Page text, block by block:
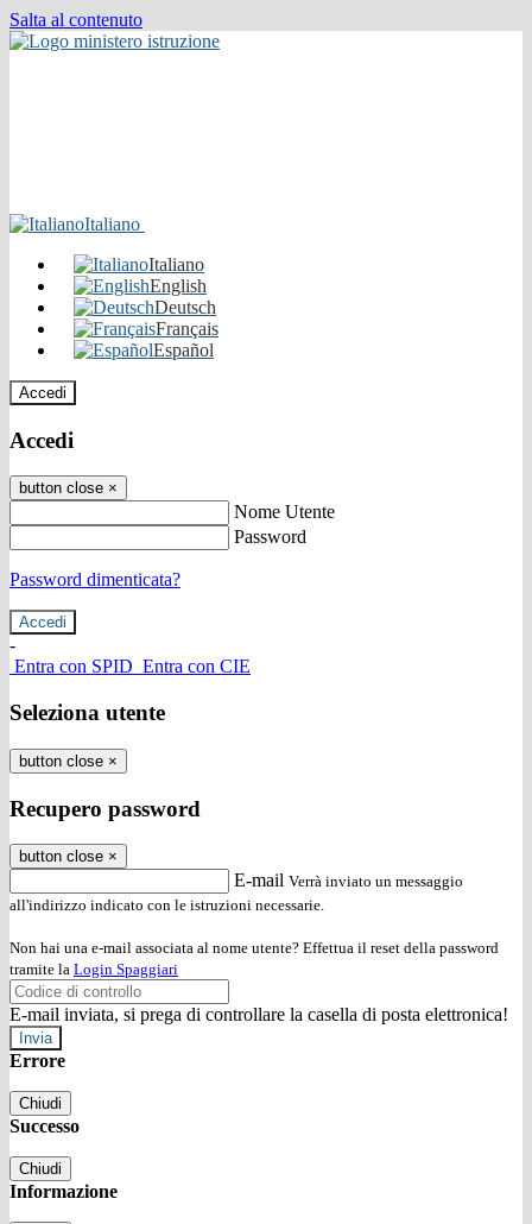
Salta al contenuto
Italiano
Italiano
English
Deutsch
Français
Español
Accedi
Accedi
button close ×
Nome Utente
Password
Password dimenticata?
-
Entra con SPID Entra con CIE
Seleziona utente
button close ×
Recupero password
button close ×
E-mail Verrà inviato un messaggio
all'indirizzo indicato con le istruzioni necessarie.
Non hai una e-mail associata al nome utente? Effettua il reset della password
tramite la Login Spaggiari
E-mail inviata, si prega di controllare la casella di posta elettronica!
Errore
Chiudi
Successo
Chiudi
Informazione